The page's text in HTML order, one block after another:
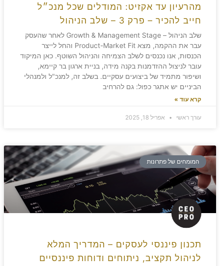
מהרעיון עד אקזיט: המודלים שכל מנכ״ל
חייב להכיר – פרק 3 – שלב הניהול
שלב הניהול – Growth & Management Stage לאחר שהעסק
עבר את ההקמה, מצא Product-Market Fit והחל לייצר
הכנסות, אנו נכנסים לשלב הצמיחה והניהול השוטף. כאן המיקוד
עובר לניצול ההזדמנות בקנה מידה, בניית ארגון בר קיימא,
ושיפור מתמיד של ביצועים עסקיים. בשלב זה, למנכ"ל ולמנהלי
הביניים יש אתגר כפול: גם להרחיב
קרא עוד »
עורך ראשי אפריל 18, 2025
המומחים של פתרונות
תכנון פיננסי לעסקים – המדריך המלא
לניהול תקציב, ניתוחים ודוחות פיננסיים